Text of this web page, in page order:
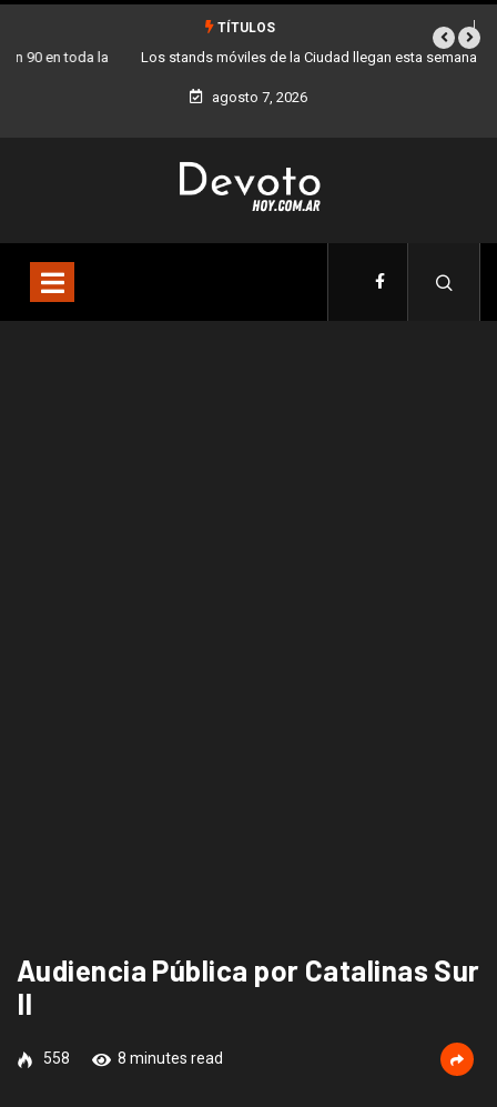
TÍTULOS
Los stands móviles de la Ciudad llegan esta semana a Villa Devoto
agosto 7, 2026
Audiencia Pública por Catalinas Sur
II
558 8 minutes read